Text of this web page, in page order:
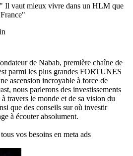
Il vaut mieux vivre dans un HLM que
de Nabab, première chaîne de
parmi les plus grandes FORTUNES
ascension incroyable à force de
nous parlerons des investissements
travers le monde et de sa vision du
que des conseils sur où investir
à écouter absolument.
vos besoins en meta ads